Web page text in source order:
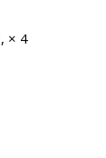
× 4